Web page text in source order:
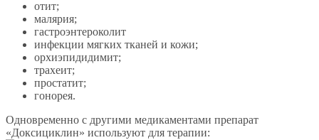
отит;
малярия;
гастроэнтероколит
инфекции мягких тканей и кожи;
орхиэпидидимит;
трахеит;
простатит;
гонорея.
Одновременно с другими медикаментами препарат
«Доксициклин» используют для терапии: